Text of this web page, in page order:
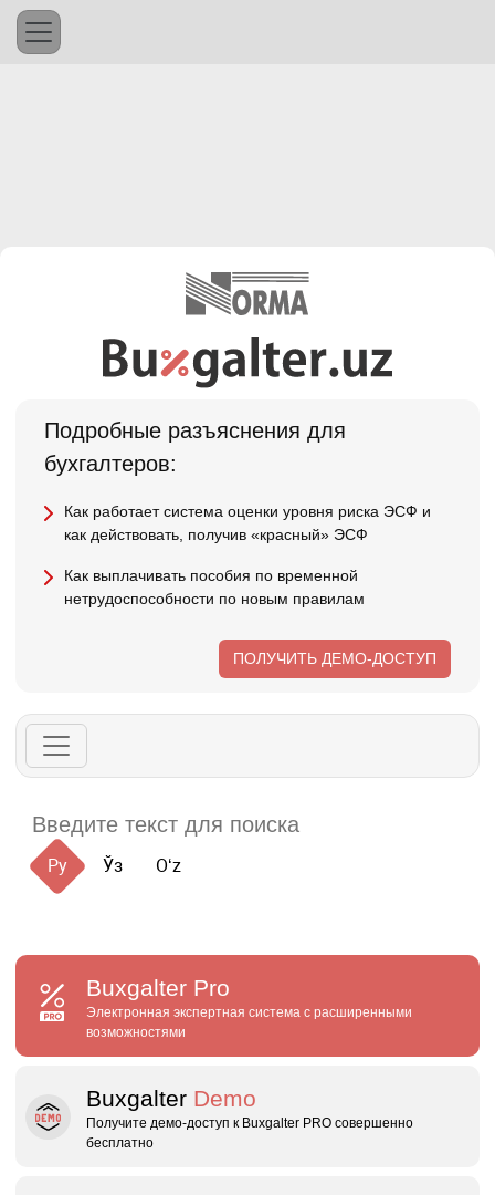
Подробные разъяснения для
бухгалтеров:
Как работает система оценки уровня риска ЭСФ и
как действовать, получив «красный» ЭСФ
Как выплачивать пособия по временной
нетрудоспособности по новым правилам
ПОЛУЧИТЬ ДЕМО-ДОСТУП
Ру Ўз Oʻz
Buxgalter Pro
Электронная экспертная система с расширенными
возможностями
Buxgalter Demo
Получите демо‑доступ к Buxgalter PRO совершенно
бесплатно